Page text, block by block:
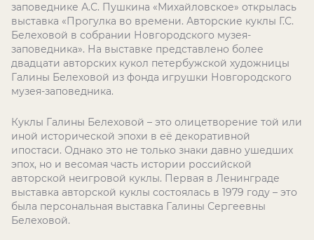
заповеднике А.С. Пушкина «Михайловское» открылась
выставка «Прогулка во времени. Авторские куклы Г.С.
Белеховой в собрании Новгородского музея-
заповедника». На выставке представлено более
двадцати авторских кукол петербужской художницы
Галины Белеховой из фонда игрушки Новгородского
музея-заповедника.
Куклы Галины Белеховой – это олицетворение той или
иной исторической эпохи в её декоративной
ипостаси. Однако это не только знаки давно ушедших
эпох, но и весомая часть истории российской
авторской неигровой куклы. Первая в Ленинграде
выставка авторской куклы состоялась в 1979 году – это
была персональная выставка Галины Сергеевны
Белеховой.